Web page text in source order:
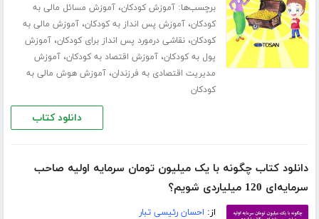
برچسب‌ها:آموزش کودکان،آموزش مسائل مالی به
کودکان،آموزش پس انداز به کودکان،آموزش مالی به
کودکان،نقاشی درمورد پس انداز برای کودکان،آموزش
پول به کودکان،آموزش اقتصاد به کودکان،آموزش
مدیریت اقتصادی به فرزندان،آموزش هوش مالی به
کودکان
دانلود کتاب
دانلود کتاب چگونه با یک میلیون تومان سرمایه اولیه صاحب
سرمایه‌ای 120 میلیاردی شویم؟
از: احسان رئیسی تبار